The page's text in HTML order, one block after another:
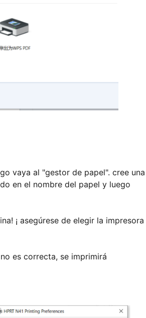
vaya al "gestor de papel". cree una
en el nombre del papel y luego
¡ asegúrese de elegir la impresora
es correcta, se imprimirá